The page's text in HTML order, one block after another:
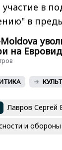
в
в
на
Лавров Сергей
и